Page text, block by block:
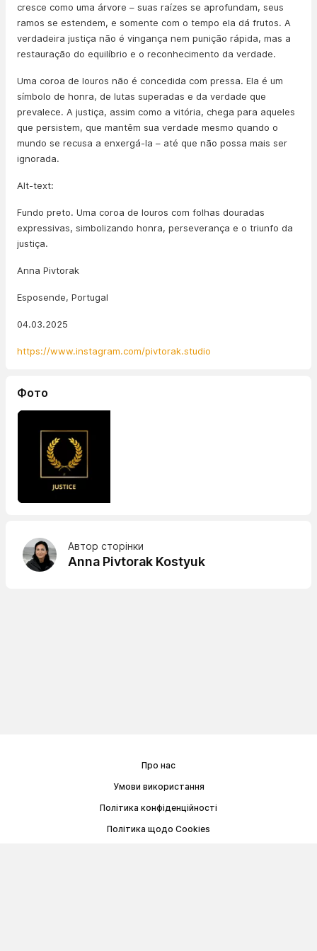
cresce como uma árvore – suas raízes se aprofundam, seus
ramos se estendem, e somente com o tempo ela dá frutos. A
verdadeira justiça não é vingança nem punição rápida, mas a
restauração do equilíbrio e o reconhecimento da verdade.
Uma coroa de louros não é concedida com pressa. Ela é um
símbolo de honra, de lutas superadas e da verdade que
prevalece. A justiça, assim como a vitória, chega para aqueles
que persistem, que mantêm sua verdade mesmo quando o
mundo se recusa a enxergá-la – até que não possa mais ser
ignorada.
Alt-text:
Fundo preto. Uma coroa de louros com folhas douradas
expressivas, simbolizando honra, perseverança e o triunfo da
justiça.
Anna Pivtorak
Esposende, Portugal
04.03.2025
https://www.instagram.com/pivtorak.studio
Фото
Автор сторінки
Anna Pivtorak Kostyuk
Про нас
Умови використання
Політика конфіденційності
Політика щодо Cookies